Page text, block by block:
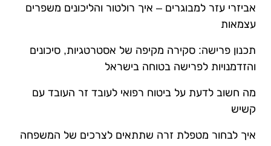
אביזרי עזר למבוגרים – איך רולטור והליכונים משפרים
עצמאות
תכנון פרישה: סקירה מקיפה של אסטרטגיות, סיכונים
והזדמנויות לפרישה בטוחה בישראל
מה חשוב לדעת על ביטוח רפואי לעובד זר העובד עם
קשיש
איך לבחור מטפלת זרה שתתאים לצרכים של המשפחה